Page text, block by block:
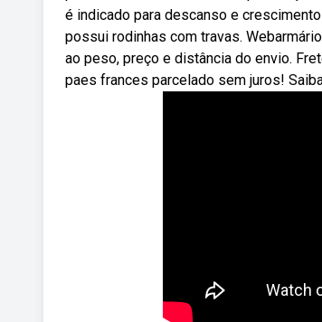
é indicado para descanso e
possui rodinhas com travas.
ao peso, preço e distância do envio.
paes frances parcelado sem juros!